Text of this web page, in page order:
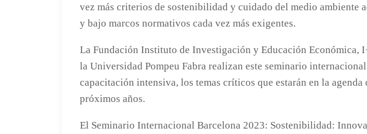
vez más criterios de sostenibilidad y cuidado del medio ambiente
y bajo marcos normativos cada vez más exigentes.
La Fundación Instituto de Investigación y Educación Económica,
la Universidad Pompeu Fabra realizan este seminario
capacitación intensiva, los temas críticos que estarán en la
próximos años.
El Seminario Internacional Barcelona 2023: Sostenibilidad: